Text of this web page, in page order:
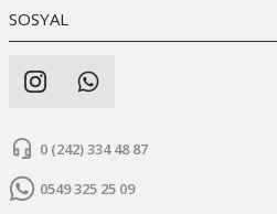
SOSYAL
0 (242) 334 48 87
0549 325 25 09